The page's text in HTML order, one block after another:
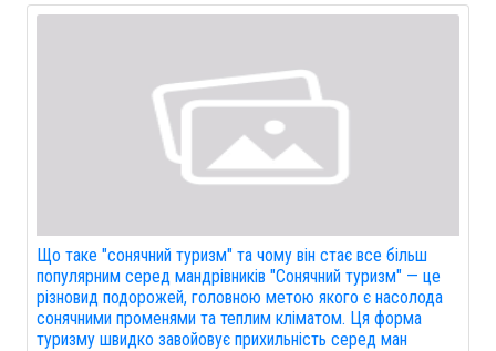
Що таке "сонячний туризм" та чому він стає все більш
популярним серед мандрівників "Сонячний туризм" — це
різновид подорожей, головною метою якого є насолода
сонячними променями та теплим кліматом. Ця форма
туризму швидко завойовує прихильність серед ман